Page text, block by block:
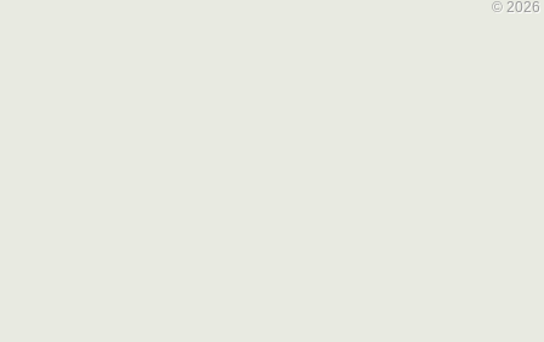
© 2026